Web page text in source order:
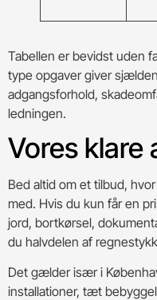
Tabellen er bevidst uden
type opgaver giver
adgangsforhold,
ledningen.
Vores klare
Bed altid om et tilbud,
med. Hvis du kun får en
jord, bortkørsel,
du halvdelen af
Det gælder især i
installationer, tæt